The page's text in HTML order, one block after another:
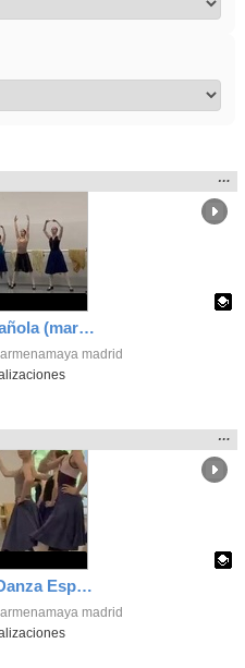
Clase de Danza Española (marcajes) en intercambio Erasmus+
la
…
madrid
Clase de abanicos (Danza Española) en intercambio Erasmus+
la
…
madrid